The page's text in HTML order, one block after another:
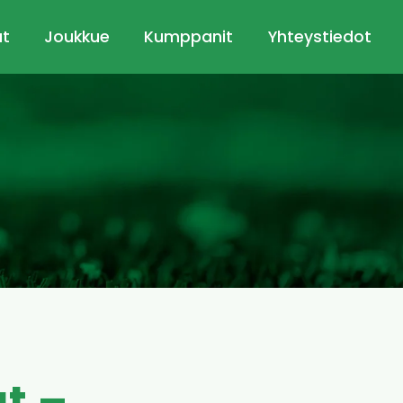
Joukkue Kumppanit Yhteystiedot